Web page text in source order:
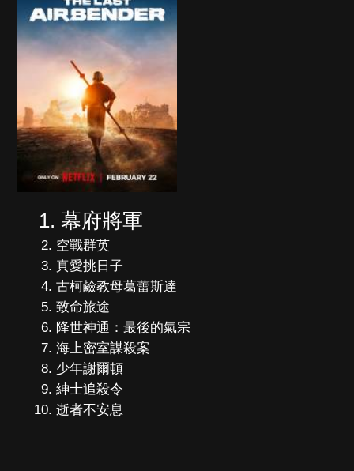
幕府將軍
空戰群英
真愛挑日子
古柯鹼教母葛蕾斯達
致命旅途
降世神通：最後的氣宗
海上密室謀殺案
少年謝爾頓
紳士追殺令
逝者不安息